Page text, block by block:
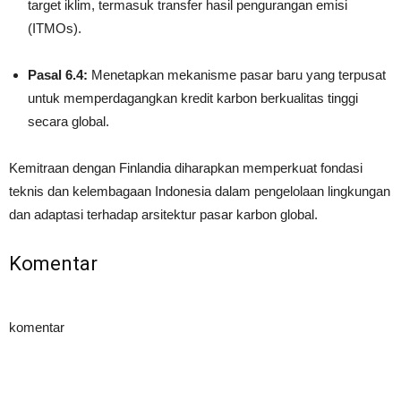
target iklim, termasuk transfer hasil pengurangan emisi
(ITMOs).
Pasal 6.4: Menetapkan mekanisme pasar baru yang terpusat
untuk memperdagangkan kredit karbon berkualitas tinggi
secara global.
Kemitraan dengan Finlandia diharapkan memperkuat fondasi
teknis dan kelembagaan Indonesia dalam pengelolaan lingkungan
dan adaptasi terhadap arsitektur pasar karbon global.
Komentar
komentar